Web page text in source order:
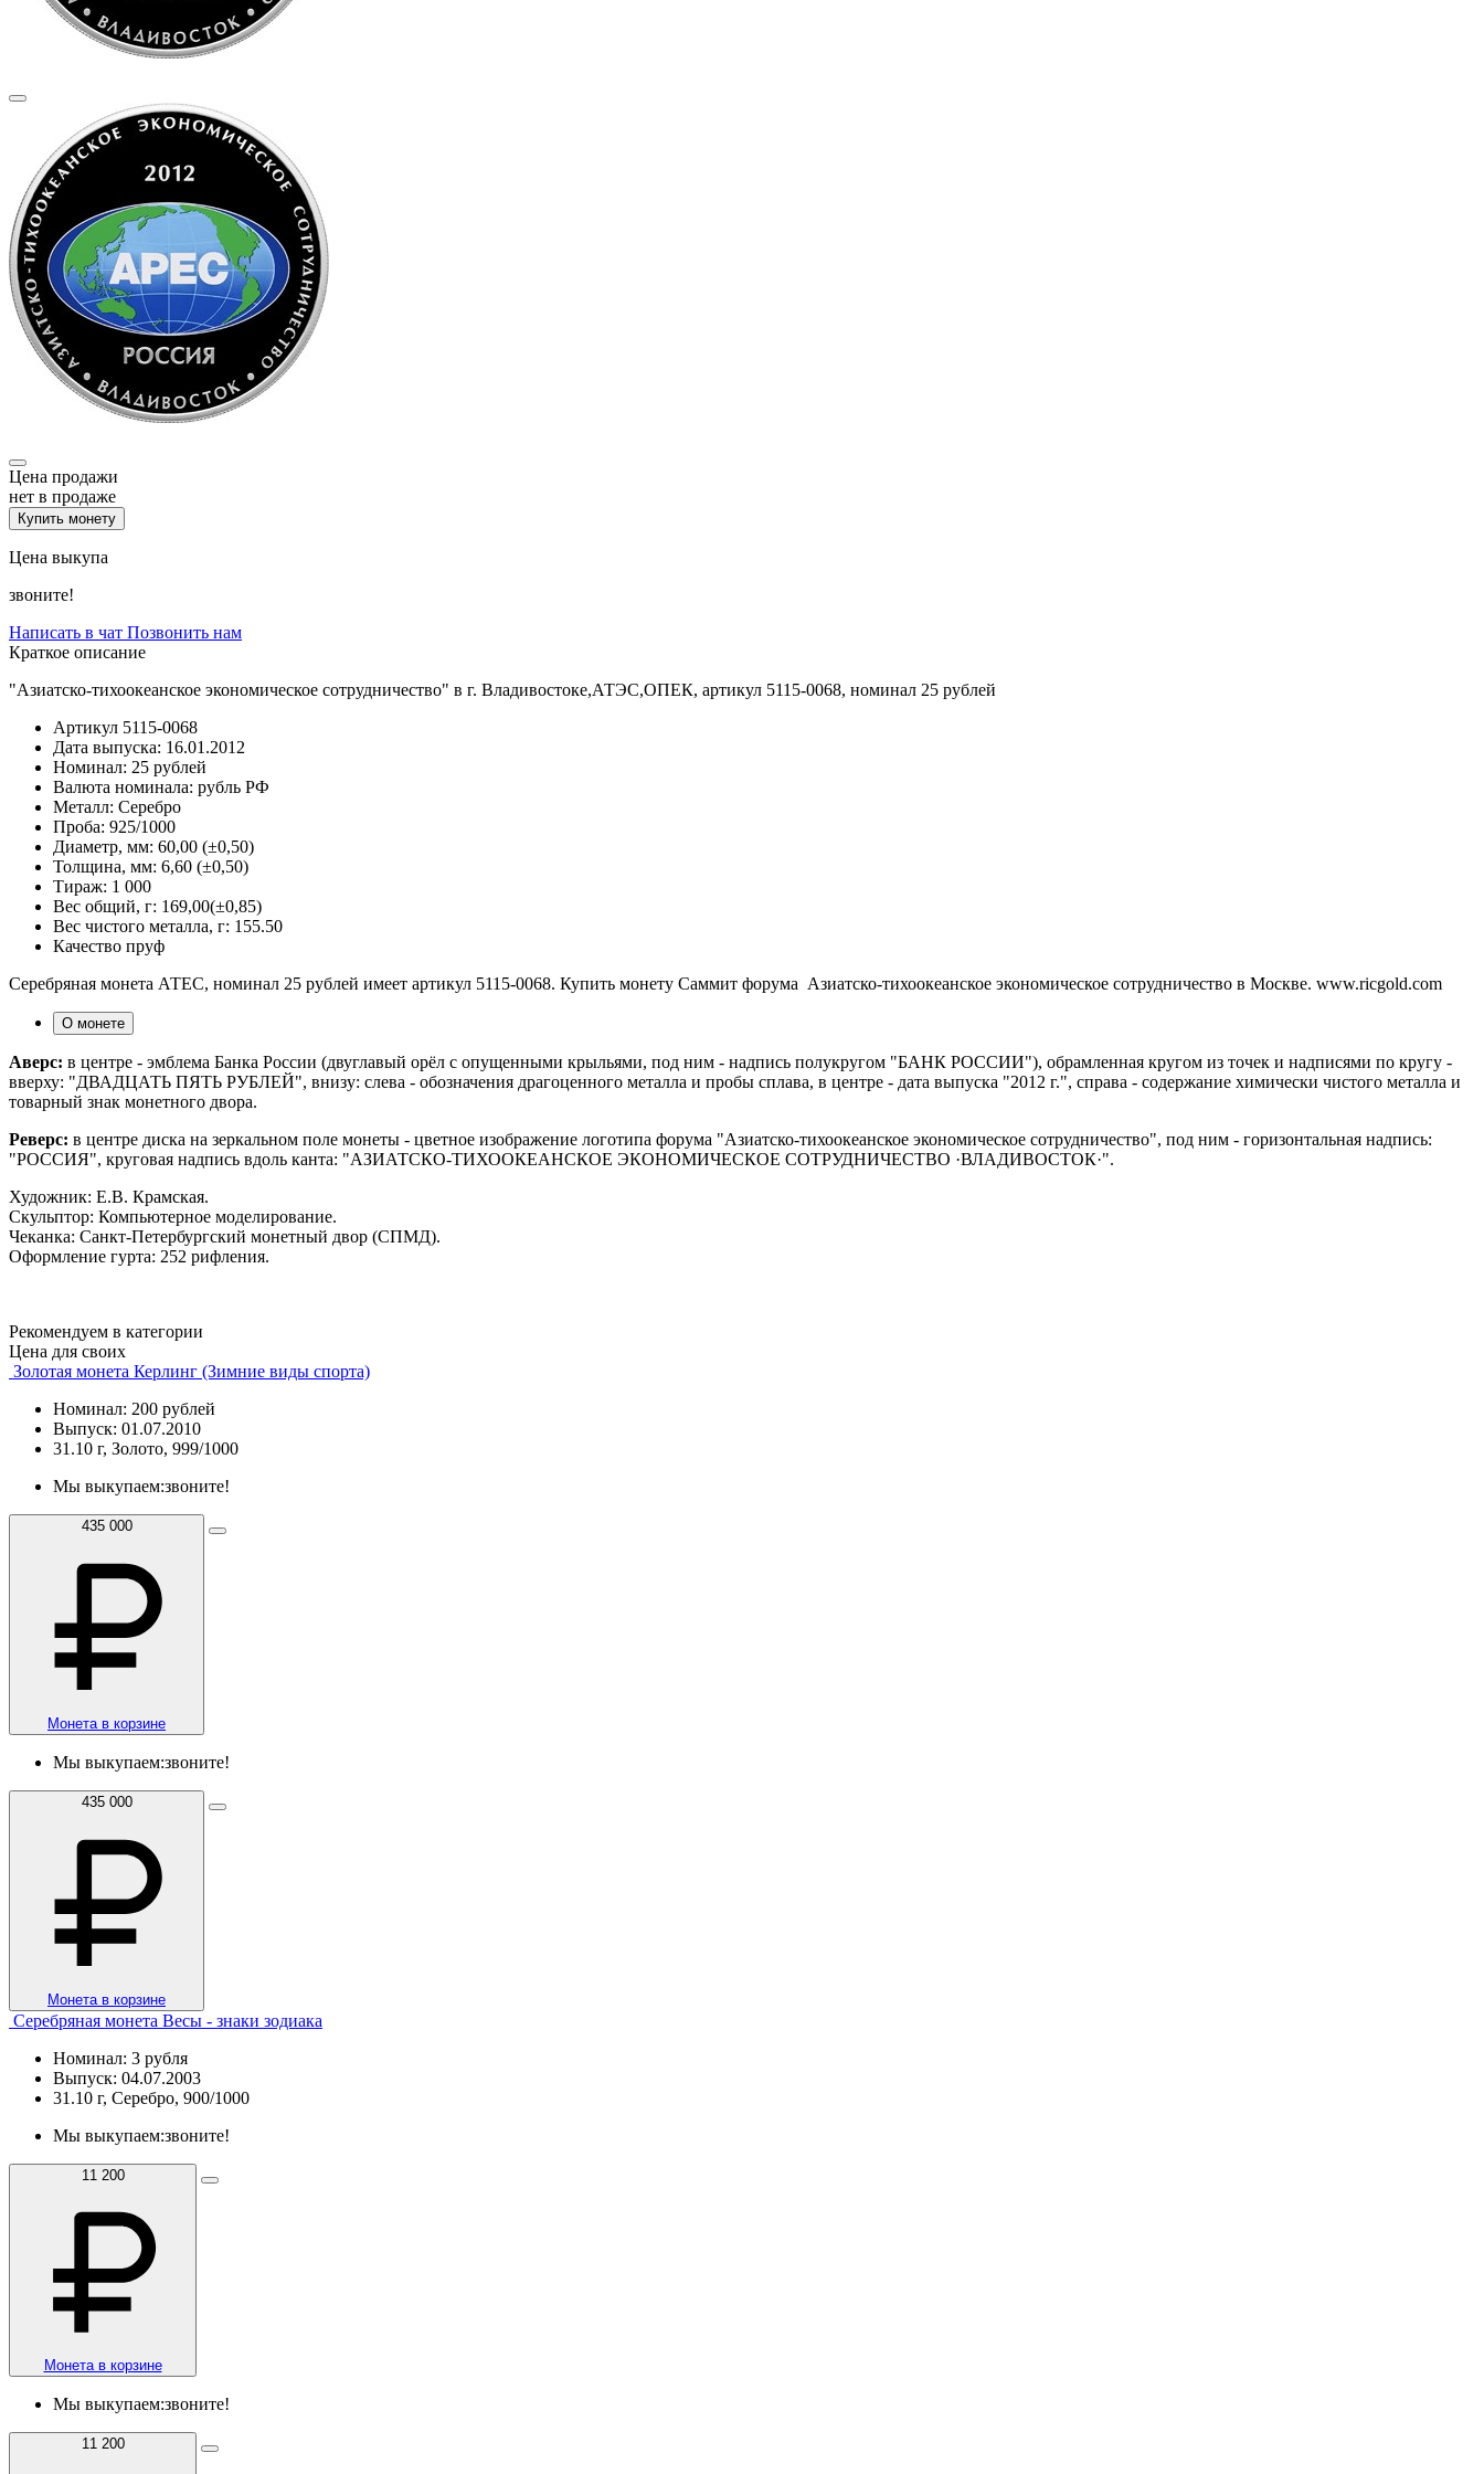
Цена продажи
нет в продаже
Купить монету
Цена выкупа
звоните!
Написать в чат Позвонить нам
Краткое описание
"Азиатско-тихоокеанское экономическое сотрудничество" в г. Владивостоке,АТЭС,ОПЕК, артикул 5115-0068, номинал 25 рублей
Артикул 5115-0068
Дата выпуска: 16.01.2012
Номинал: 25 рублей
Валюта номинала: рубль РФ
Металл: Серебро
Проба: 925/1000
Диаметр, мм: 60,00 (±0,50)
Толщина, мм: 6,60 (±0,50)
Тираж: 1 000
Вес общий, г: 169,00(±0,85)
Вес чистого металла, г: 155.50
Качество пруф
Серебряная монета АТЕС, номинал 25 рублей имеет артикул 5115-0068. Купить монету Саммит форума Азиатско-тихоокеанское экономическое сотрудничество в Москве. www.ricgold.com
О монете
Аверс: в центре - эмблема Банка России (двуглавый орёл с опущенными крыльями, под ним - надпись полукругом "БАНК РОССИИ"), обрамленная кругом из точек и надписями по кругу -
вверху: "ДВАДЦАТЬ ПЯТЬ РУБЛЕЙ", внизу: слева - обозначения драгоценного металла и пробы сплава, в центре - дата выпуска "2012 г.", справа - содержание химически чистого металла и
товарный знак монетного двора.
Реверс: в центре диска на зеркальном поле монеты - цветное изображение логотипа форума "Азиатско-тихоокеанское экономическое сотрудничество", под ним - горизонтальная надпись:
"РОССИЯ", круговая надпись вдоль канта: "АЗИАТСКО-ТИХООКЕАНСКОЕ ЭКОНОМИЧЕСКОЕ СОТРУДНИЧЕСТВО ·ВЛАДИВОСТОК·".
Художник: Е.В. Крамская.
Скульптор: Компьютерное моделирование.
Чеканка: Санкт-Петербургский монетный двор (СПМД).
Оформление гурта: 252 рифления.
Рекомендуем в категории
Цена для своих
Золотая монета Керлинг (Зимние виды спорта)
Номинал: 200 рублей
Выпуск: 01.07.2010
31.10 г, Золото, 999/1000
Мы выкупаем:звоните!
435 000
Монета в корзине
Мы выкупаем:звоните!
435 000
Монета в корзине
Серебряная монета Весы - знаки зодиака
Номинал: 3 рубля
Выпуск: 04.07.2003
31.10 г, Серебро, 900/1000
Мы выкупаем:звоните!
11 200
Монета в корзине
Мы выкупаем:звоните!
11 200